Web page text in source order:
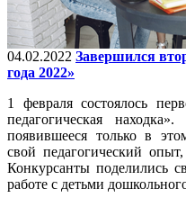
04.02.2022 Завершился
года 2022»
1 февраля состоялось
педагогическая
появившееся только в
свой педагогический
Конкурсанты поделились
работе с детьми